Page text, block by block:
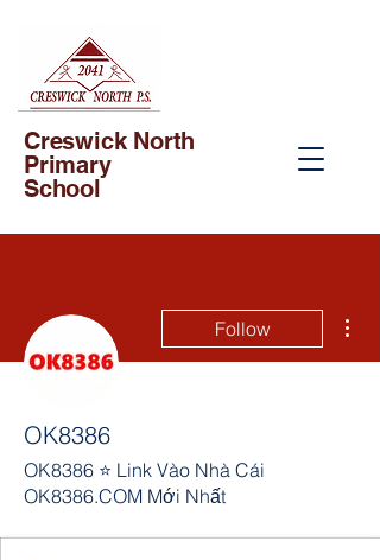
Creswick North
Primary
School
Follow
OK8386
OK8386 ⭐ Link Vào Nhà Cái
OK8386.COM Mới Nhất